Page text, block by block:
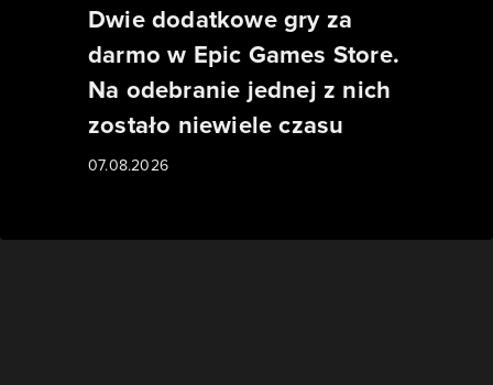
Dwie dodatkowe gry za
darmo w Epic Games Store.
Na odebranie jednej z nich
zostało niewiele czasu
07.08.2026